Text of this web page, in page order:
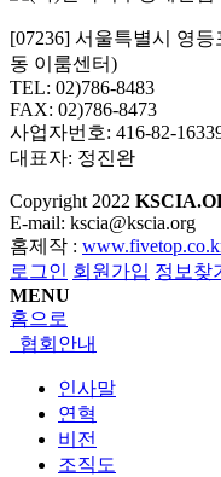
[07236] 서울특별시 영
동 이룸센터)
TEL: 02)786-8483
FAX: 02)786-8473
사업자번호: 416-82-
대표자: 정진완
Copyright 2022
E-mail: kscia@kscia.org
홈제작 :
로그인 회원가입 정보찾
MENU
홈으로
협회안내
인사말
연혁
비전
조직도